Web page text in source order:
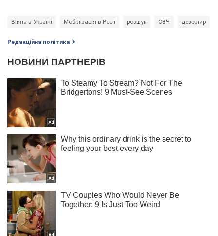
Війна в Україні Мобілізація в Росії розшук СЗЧ дезертир
Редакційна політика